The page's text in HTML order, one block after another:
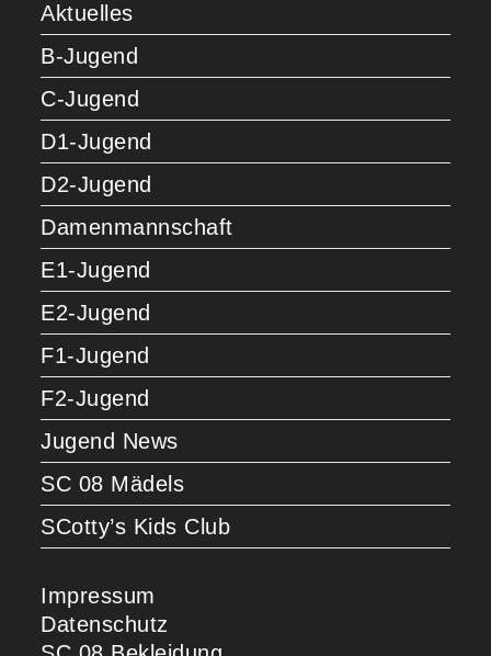
Aktuelles
B-Jugend
C-Jugend
D1-Jugend
D2-Jugend
Damenmannschaft
E1-Jugend
E2-Jugend
F1-Jugend
F2-Jugend
Jugend News
SC 08 Mädels
SCotty’s Kids Club
Impressum
Datenschutz